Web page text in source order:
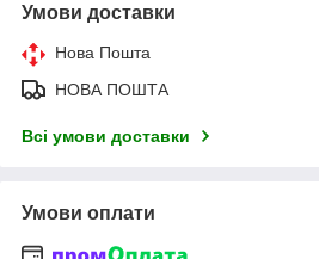
Умови доставки
Нова Пошта
НОВА ПОШТА
Всі умови доставки
Умови оплати